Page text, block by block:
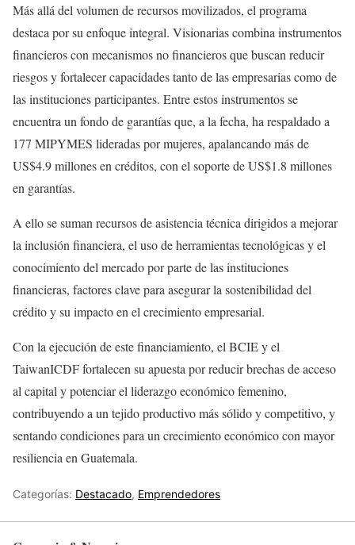
Más allá del volumen de recursos movilizados, el programa
destaca por su enfoque integral. Visionarias combina instrumentos
financieros con mecanismos no financieros que buscan reducir
riesgos y fortalecer capacidades tanto de las empresarias como de
las instituciones participantes. Entre estos instrumentos se
encuentra un fondo de garantías que, a la fecha, ha respaldado a
177 MIPYMES lideradas por mujeres, apalancando más de
US$4.9 millones en créditos, con el soporte de US$1.8 millones
en garantías.
A ello se suman recursos de asistencia técnica dirigidos a mejorar
la inclusión financiera, el uso de herramientas tecnológicas y el
conocimiento del mercado por parte de las instituciones
financieras, factores clave para asegurar la sostenibilidad del
crédito y su impacto en el crecimiento empresarial.
Con la ejecución de este financiamiento, el BCIE y el
TaiwanICDF fortalecen su apuesta por reducir brechas de acceso
al capital y potenciar el liderazgo económico femenino,
contribuyendo a un tejido productivo más sólido y competitivo, y
sentando condiciones para un crecimiento económico con mayor
resiliencia en Guatemala.
Categorías: Destacado, Emprendedores